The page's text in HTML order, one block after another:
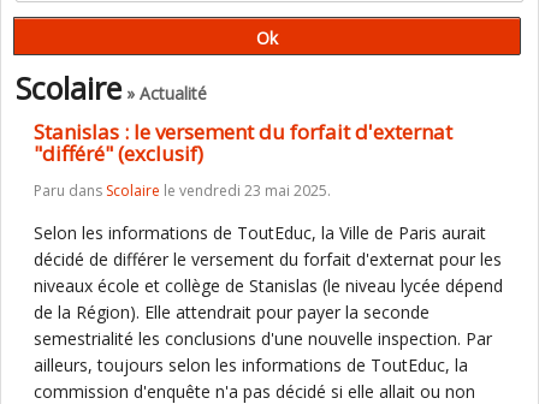
Scolaire» Actualité
Stanislas : le versement du forfait d'externat
"différé" (exclusif)
Paru dans Scolaire le vendredi 23 mai 2025.
Selon les informations de ToutEduc, la Ville de Paris aurait
décidé de différer le versement du forfait d'externat pour les
niveaux école et collège de Stanislas (le niveau lycée dépend
de la Région). Elle attendrait pour payer la seconde
semestrialité les conclusions d'une nouvelle inspection. Par
ailleurs, toujours selon les informations de ToutEduc, la
commission d'enquête n'a pas décidé si elle allait ou non